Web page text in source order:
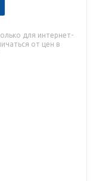
для интернет-
от цен в